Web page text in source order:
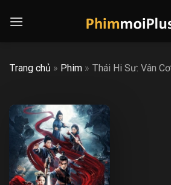
Trang chủ » Phim » Thái Hi Sư: Vân